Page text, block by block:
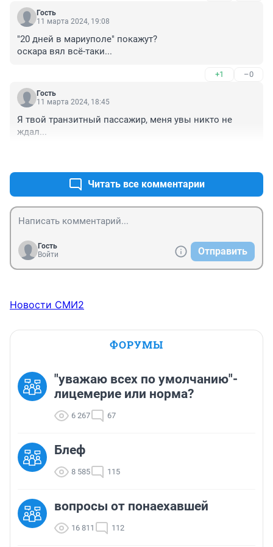
Гость
11 марта 2024, 19:08
"20 дней в мариуполе" покажут?
оскара вял всё-таки...
+1 –0
Гость
11 марта 2024, 18:45
Я твой транзитный пассажир, меня увы никто не
ждал...
Читать все комментарии
Гость
Войти
Отправить
Новости СМИ2
ФОРУМЫ
"уважаю всех по умолчанию"-
лицемерие или норма?
6 267 67
Блеф
8 585 115
вопросы от понаехавшей
16 811 112